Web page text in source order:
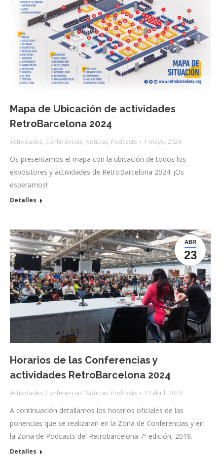
Mapa de Ubicación de actividades
RetroBarcelona 2024
Actividades, Conferencias, Noticias, Podcasts 1 mayo, 2024
Os presentamos el mapa con la ubicación de todos los
expositores y actividades de RetroBarcelona 2024. ¡Os
esperamos!
Detalles
ABR
23
Horarios de las Conferencias y
actividades RetroBarcelona 2024
Actividades, Conferencias, Noticias, Podcasts 23 abril, 2024
A continuación detallamos los horarios oficiales de las
ponencias que se realizaran en la Zona de Conferencias y en
la Zona de Podcasts del Retrobarcelona 7ª edición, 2019.
Detalles